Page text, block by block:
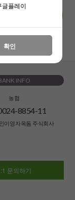
문의 공지사항
INFO
농협
8854-11
이영자옥돔 주식회사
문의하기
플레이
확인